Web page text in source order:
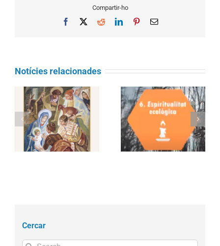
Compartir-ho
Facebook RedditLinkedInPinterestEmail
Notícies relacionades
Juny 2021 – Objectiu
Laudato si’ : Promoure
una espiritualitat
ecològica
Juliol 2021 – Objectiu
Laudato si’: Participar
en l’acció comunitària
Cercar
Search